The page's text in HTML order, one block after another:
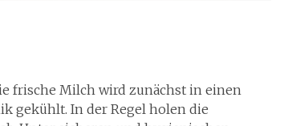
frische Milch wird zunächst in einen
gekühlt. In der Regel holen die